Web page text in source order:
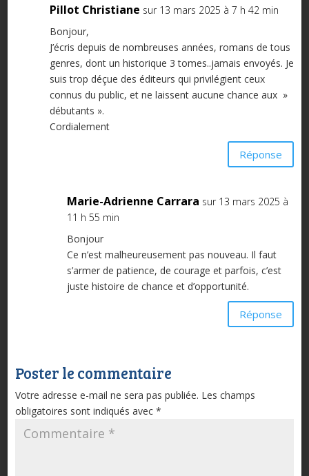
Pillot Christiane sur 13 mars 2025 à 7 h 42 min
Bonjour,
J’écris depuis de nombreuses années, romans de tous
genres, dont un historique 3 tomes..jamais envoyés. Je
suis trop déçue des éditeurs qui privilégient ceux
connus du public, et ne laissent aucune chance aux »
débutants ».
Cordialement
Réponse
Marie-Adrienne Carrara sur 13 mars 2025 à
11 h 55 min
Bonjour
Ce n’est malheureusement pas nouveau. Il faut
s’armer de patience, de courage et parfois, c’est
juste histoire de chance et d’opportunité.
Réponse
Poster le commentaire
Votre adresse e-mail ne sera pas publiée. Les champs
obligatoires sont indiqués avec *